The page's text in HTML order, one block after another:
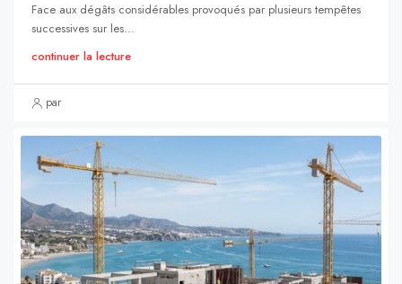
Face aux dégâts considérables provoqués par plusieurs tempêtes
successives sur les...
continuer la lecture
par